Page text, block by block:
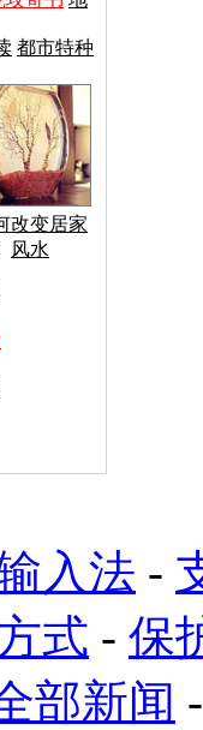
都市特种
改变居家
风水
入法 -
式 - 保
部新闻